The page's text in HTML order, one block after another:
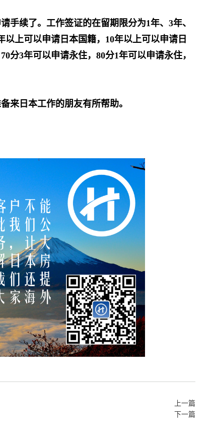
手续了。工作签证的在留期限分为1年、3年、
上可以申请日本国籍，10年以上可以申请日
分3年可以申请永住，80分1年可以申请永住，
来日本工作的朋友有所帮助。
上一篇
下一篇